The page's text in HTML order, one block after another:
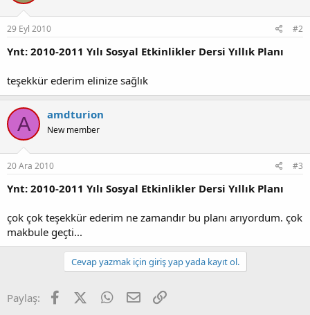
29 Eyl 2010 #2
Ynt: 2010-2011 Yılı Sosyal Etkinlikler Dersi Yıllık Planı
teşekkür ederim elinize sağlık
A amdturion
New member
20 Ara 2010 #3
Ynt: 2010-2011 Yılı Sosyal Etkinlikler Dersi Yıllık Planı
çok çok teşekkür ederim ne zamandır bu planı arıyordum. çok
makbule geçti...
Cevap yazmak için giriş yap yada kayıt ol.
Paylaş: FacebookX (Twitter)WhatsApp
E-posta